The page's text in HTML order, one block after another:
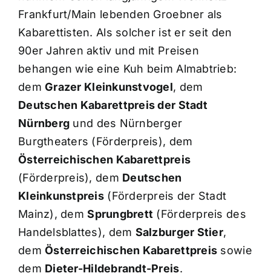
Frankfurt/Main lebenden Groebner als
Kabarettisten. Als solcher ist er seit den
90er Jahren aktiv und mit Preisen
behangen wie eine Kuh beim Almabtrieb:
demGrazer Kleinkunstvogel, dem
Deutschen Kabarettpreis der Stadt
Nürnberg und des Nürnberger
Burgtheaters (Förderpreis), dem
Österreichischen Kabarettpreis
(Förderpreis), dem Deutschen
Kleinkunstpreis (Förderpreis der Stadt
Mainz), demSprungbrett (Förderpreis des
Handelsblattes), dem Salzburger Stier,
demÖsterreichischen Kabarettpreis sowie
dem Dieter-Hildebrandt-Preis.